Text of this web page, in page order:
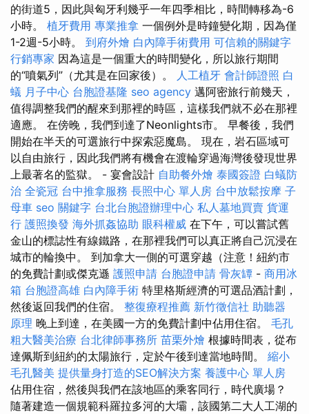
的街道5，因此與匈牙利幾乎一年四季相比，時間轉移為-6
小時。 植牙費用 專業推拿 一個例外是時鐘變化期，因為僅
1-2週-5小時。 到府外燴 白內障手術費用 可信賴的關鍵字
行銷專家 因為這是一個重大的時間變化，所以旅行期間
的“噴氣列”（尤其是在回家後）。
人工植牙 會計師證照 白
蟻 月子中心 台胞證基隆 seo agency 邁阿密旅行前幾天，
值得調整我們的醒來到那裡的時區，這樣我們就不必在那裡
適應。 在傍晚，我們到達了Neonlights市。 早餐後，我們
開始在半天的可選旅行中探索惡魔島。 現在，岩石區域可
以自由旅行，因此我們將有機會在渡輪穿過海灣後發現世界
上最著名的監獄。 - 宴會設計 自助餐外燴 泰國簽證 白蟻防
治 全瓷冠 台中推拿服務 長照中心 單人房 台中放鬆按摩 子
母車 seo 關鍵字 台北台胞證辦理中心 私人墓地買賣 貨運
行 護照換發 海外抓姦協助 眼科權威 在下午，可以嘗試舊
金山的標誌性有線鐵路，在那裡我們可以真正將自己沉浸在
城市的輪換中。 到加拿大一側的可選穿越（注意！紐約市
的免費計劃或傑克遜 護照申請 台胞證申請 骨灰罈 - 商用冰
箱 台胞證高雄 白內障手術 特里格斯經濟的可選品酒計劃，
然後返回我們的住宿。 整復療程推薦 新竹徵信社 助聽器
原理 晚上到達，在美國一方的免費計劃中佔用住宿。 毛孔
粗大醫美治療 台北律師事務所 苗栗外燴 根據時間表，從布
達佩斯到紐約的太陽旅行，定於午後到達當地時間。 縮小
毛孔醫美 提供量身打造的SEO解決方案 養護中心 單人房
佔用住宿，然後與我們在該地區的乘客同行，時代廣場？
隨著建造一個規範科羅拉多河的大壩，該國第二大人工湖的